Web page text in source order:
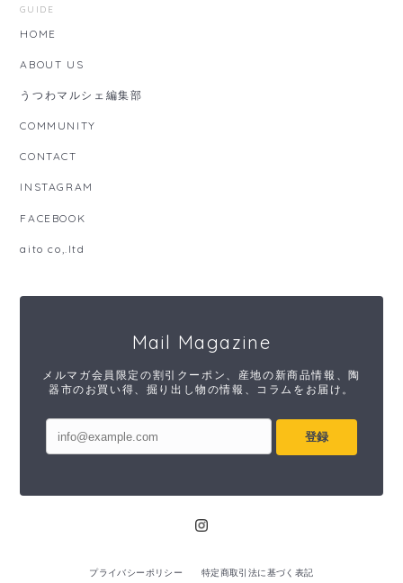
GUIDE
HOME
ABOUT US
うつわマルシェ編集部
COMMUNITY
CONTACT
INSTAGRAM
FACEBOOK
aito co,.ltd
Mail Magazine
メルマガ会員限定の割引クーポン、産地の新商品情報、陶
器市のお買い得、掘り出し物の情報、コラムをお届け。
登録
プライバシーポリシー 特定商取引法に基づく表記